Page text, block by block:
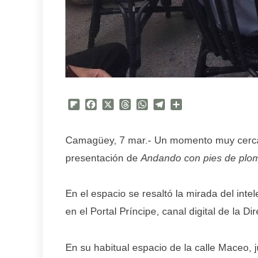
Flipboard
Facebook
X Threads
WhatsApp
Telegram
Camagüey, 7 mar.- Un momento muy
presentación de Andando con pies de
En el espacio se resaltó la mirada del
en el Portal Príncipe, canal digital de la
En su habitual espacio de la calle